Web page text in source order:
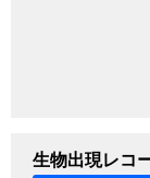
生物出現レコ